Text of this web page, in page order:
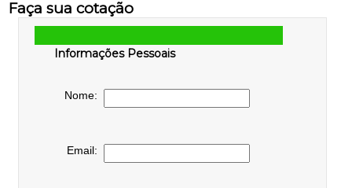
Faça sua cotação
Informações Pessoais
Nome:
Email: